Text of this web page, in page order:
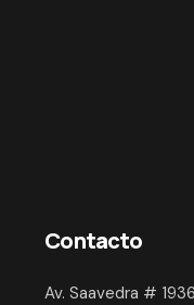
Contacto
Av. Saavedra #